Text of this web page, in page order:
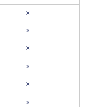
×
×
×
×
×
×